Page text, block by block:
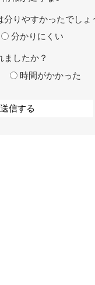
りやすかったでしょ
分かりにくい
ましたか？
時間がかかった